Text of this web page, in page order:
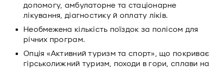
допомогу, амбулаторне та стаціонарне
лікування, діагностику й оплату ліків.
Необмежена кількість поїздок за полісом для
річних програм.
Опція «Активний туризм та спорт», що покриває
гірськолижний туризм, походи в гори, сплави на